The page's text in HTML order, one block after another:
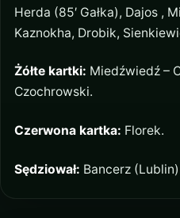
Herda (85′ Gałka), Dajos ,
Kaznokha, Drobik,
Żółte kartki: Miedźwiedź –
Czochrowski.
Czerwona kartka: Florek.
Sędziował: Bancerz